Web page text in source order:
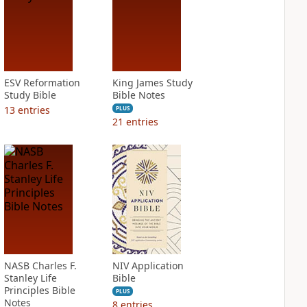
ESV Reformation
Study Bible
13 entries
King James Study
Bible Notes
PLUS
21 entries
NASB Charles F.
Stanley Life
Principles Bible
Notes
NIV Application
Bible
PLUS